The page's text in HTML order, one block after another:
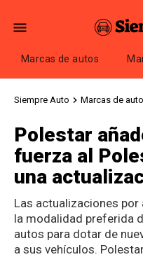
Marcas de autos
Siempre Auto Marcas de
Polestar
fuerza al
una
Las actualizaciones
la modalidad preferida
autos para dotar de
a sus vehículos.